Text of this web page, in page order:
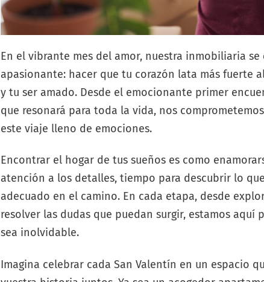
En el vibrante mes del amor, nuestra inmobiliaria se
apasionante: hacer que tu corazón lata más fuerte
y tu ser amado. Desde el emocionante primer
que resonará para toda la vida, nos
este viaje lleno de emociones.
Encontrar el hogar de tus sueños es como
atención a los detalles, tiempo para descubrir lo
adecuado en el camino. En cada etapa, desde
resolver las dudas que puedan surgir, estamos aquí
sea inolvidable.
Imagina celebrar cada San Valentín en un espacio